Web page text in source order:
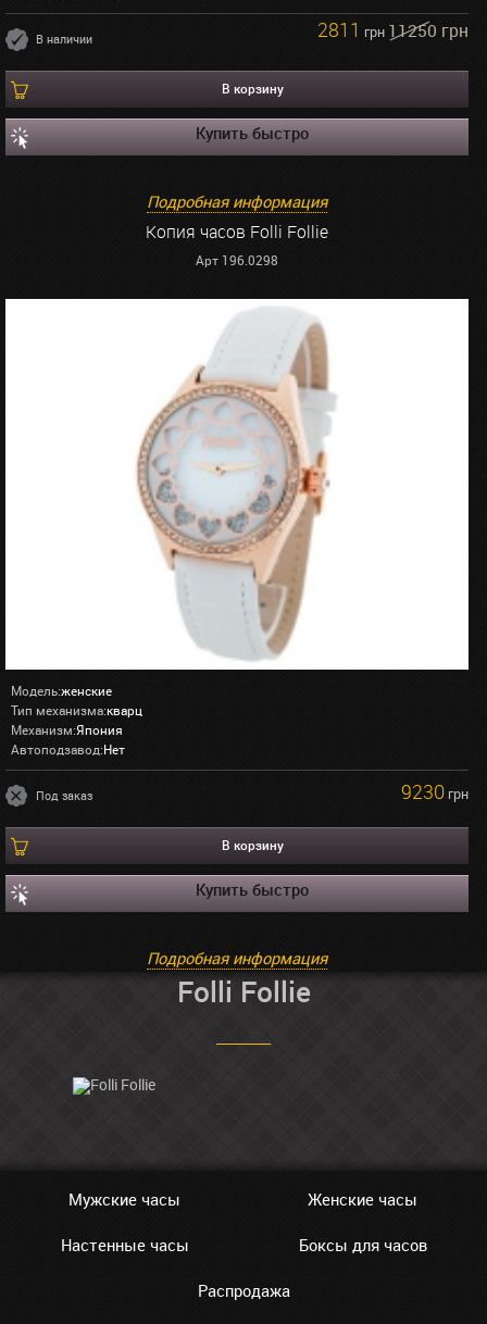
В наличии 2811 грн 11250 грн
В корзину
Купить быстро
Подробная информация
Копия часов Folli Follie
Арт 196.0298
Модель:женские
Тип механизма:кварц
Механизм:Япония
Автоподзавод:Нет
Под заказ 9230грн
В корзину
Купить быстро
Подробная информация
Folli Follie
Мужские часы Женские часы
Настенные часы Боксы для часов
Распродажа